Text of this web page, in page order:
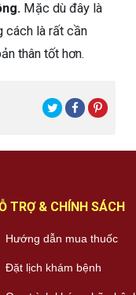
Mặc dù đây là
cách là rất cần
thân tốt hơn.
TRỢ & CHÍNH SÁCH
Hướng dẫn mua thuốc
Đặt lịch khám bệnh